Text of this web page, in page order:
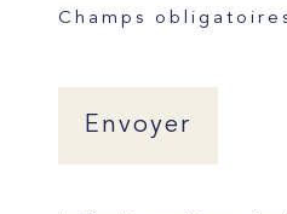
Champs
Envoyer